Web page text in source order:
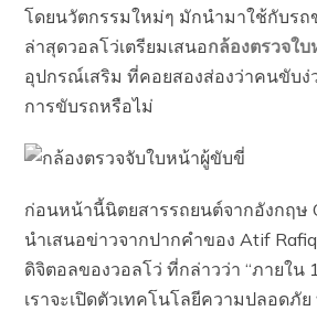
โดยนวัตกรรมใหม่ๆ มักนำมาใช้กับรถ
ล่าสุดวอลโว่เตรียมเสนอกล้องตรวจใ
อุปกรณ์เสริม ที่คอยสองส่องว่าคนขับง่
การขับรถหรือไม่
ก่อนหน้านี้นิตยสารรถยนต์จากอังกฤษ
นำเสนอข่าวจากปากคำของ Atif
ดิจิตอลของวอลโว่ ที่กล่าวว่า “ภายใน
เราจะเปิดตัวเทคโนโลยีความปลอดภั